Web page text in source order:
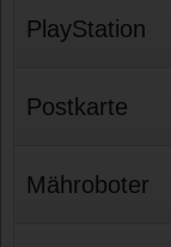
PlayStation
Postkarte
Mähroboter